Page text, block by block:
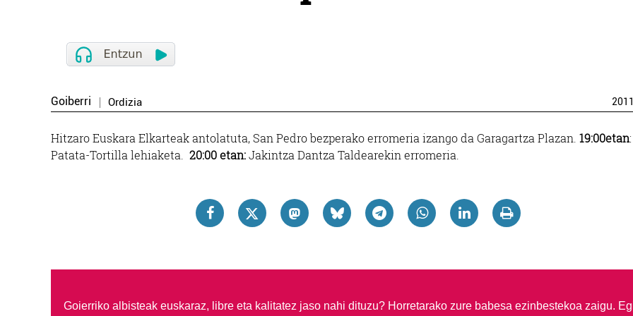
Goiberri Ordizia 2011
Hitzaro Euskara Elkarteak antolatuta, San Pedro bezperako erromeria izango da Garagartza Plazan. 19:00etan:
Patata-Tortilla lehiaketa. 20:00 etan:Jakintza Dantza Taldearekin erromeria.
Goierriko albisteak euskaraz, libre eta kalitatez jaso nahi dituzu? Horretarako zure babesa ezinbestekoa zaigu.